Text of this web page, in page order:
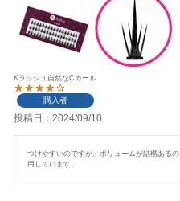
Kラッシュ自然なCカール
購入者
投稿日 2024/09/10
つけやすいのですが、ボリュームが結構ある
用しています。